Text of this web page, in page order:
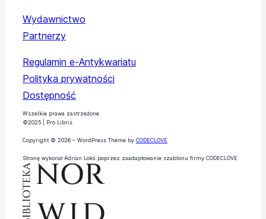
Wydawnictwo
Partnerzy
Regulamin e-Antykwariatu
Polityka prywatności
Dostępność
Wszelkie prawa zastrzeżone
©2025 | Pro Libris
Copyright © 2026 – WordPress Theme by CODECLOVE
Stronę wykonał Adrian Lokś poprzez zaadaptowanie szablonu firmy CODECLOVE